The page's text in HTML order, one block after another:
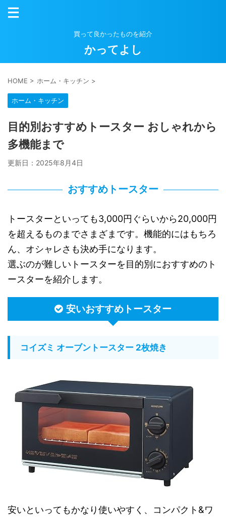
買って良かったものを紹介
かってよし
HOME > ホーム・キッチン >
ホーム・キッチン
目的別おすすめトースター おしゃれから
多機能まで
更新日： 2025年8月4日
おすすめトースター
トースターといっても3,000円ぐらいから20,000円
を超えるものまでさまざまです。機能的にはもちろ
ん、オシャレさも決め手になります。
選ぶのが難しいトースターを目的別におすすめのト
ースターを紹介します。
安いおすすめトースター
コイズミ オーブントースター 2枚焼き
安いといってもかなり使いやすく、コンパクト&ワ